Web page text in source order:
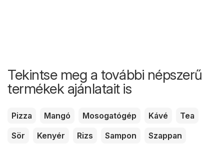
Tekintse meg a további népszerű
termékek ajánlatait is
Pizza Mangó Mosogatógép Kávé
Tea
Sör
Kenyér Rizs Sampon
Szappan